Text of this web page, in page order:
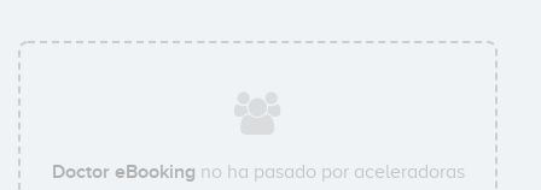
Doctor eBooking no ha pasado por aceleradoras